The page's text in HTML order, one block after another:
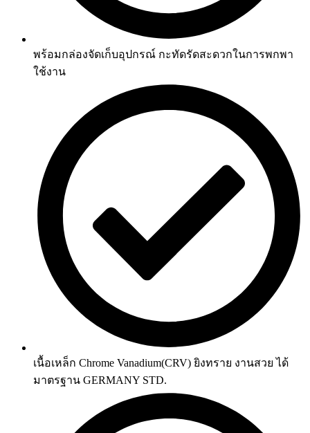
พร้อมกล่องจัดเก็บอุปกรณ์ กะทัดรัดสะดวกในการพกพา
ใช้งาน
เนื้อเหล็ก Chrome Vanadium(CRV) ยิงทราย งานสวย ได้
มาตรฐาน GERMANY STD.